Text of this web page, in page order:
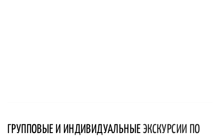
ГРУППОВЫЕ И ИНДИВИДУАЛЬНЫЕ ЭКСКУРСИИ ПО